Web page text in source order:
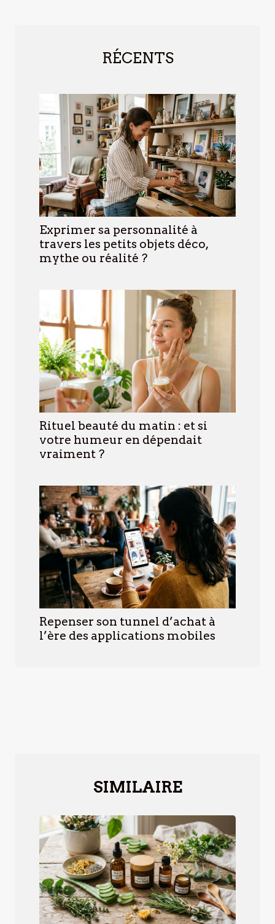
RÉCENTS
Exprimer sa personnalité à
travers les petits objets déco,
mythe ou réalité ?
Rituel beauté du matin : et si
votre humeur en dépendait
vraiment ?
Repenser son tunnel d’achat à
l’ère des applications mobiles
SIMILAIRE